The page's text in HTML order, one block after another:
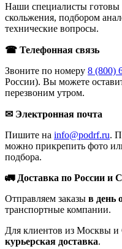
Наши специалисты
скольжения, подбором
технические вопросы.
☎ Телефонная связь
Звоните по номеру 8 (800)
России). Вы можете
перезвоним утром.
✉ Электронная почта
Пишите на info@podrf.ru.
можно прикрепить фото
подбора.
🚛 Доставка по России и
Отправляем заказы в день
транспортные компании.
Для клиентов из Москвы и
курьерская доставка.